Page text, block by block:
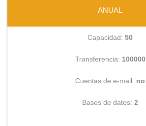
ANUAL
Capacidad: 50
Transferencia: 100000
Cuentas de e-mail: no
Bases de datos: 2